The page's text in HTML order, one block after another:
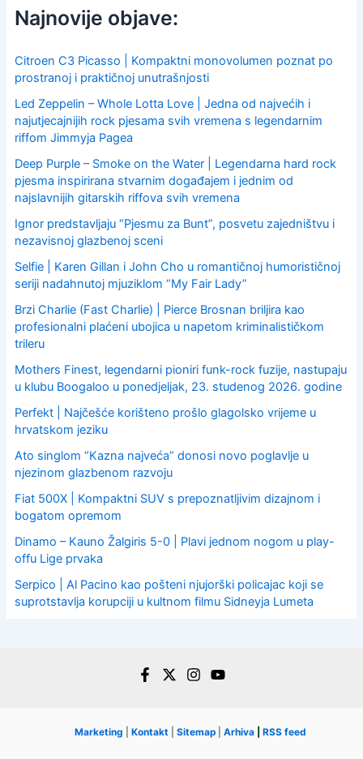
c
h
o
r
Najnovije objave:
Citroen C3 Picasso | Kompaktni monovolumen poznat po
prostranoj i praktičnoj unutrašnjosti
Led Zeppelin – Whole Lotta Love | Jedna od najvećih i
najutjecajnijih rock pjesama svih vremena s legendarnim
riffom Jimmyja Pagea
Deep Purple – Smoke on the Water | Legendarna hard rock
pjesma inspirirana stvarnim događajem i jednim od
najslavnijih gitarskih riffova svih vremena
Ignor predstavljaju “Pjesmu za Bunt”, posvetu zajedništvu i
nezavisnoj glazbenoj sceni
Selfie | Karen Gillan i John Cho u romantičnoj humorističnoj
seriji nadahnutoj mjuziklom “My Fair Lady”
Brzi Charlie (Fast Charlie) | Pierce Brosnan briljira kao
profesionalni plaćeni ubojica u napetom kriminalističkom
trileru
Mothers Finest, legendarni pioniri funk-rock fuzije, nastupaju
u klubu Boogaloo u ponedjeljak, 23. studenog 2026. godine
Perfekt | Najčešće korišteno prošlo glagolsko vrijeme u
hrvatskom jeziku
Ato singlom “Kazna najveća” donosi novo poglavlje u
njezinom glazbenom razvoju
Fiat 500X | Kompaktni SUV s prepoznatljivim dizajnom i
bogatom opremom
Dinamo – Kauno Žalgiris 5-0 | Plavi jednom nogom u play-
offu Lige prvaka
Serpico | Al Pacino kao pošteni njujorški policajac koji se
suprotstavlja korupciji u kultnom filmu Sidneyja Lumeta
Marketing Kontakt Sitemap Arhiva RSS feed